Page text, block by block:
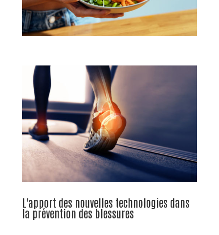
L'apport des nouvelles technologies dans
la prévention des blessures